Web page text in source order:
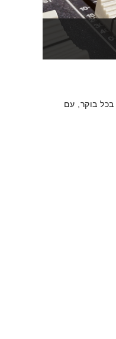
בכל בוקר, עם